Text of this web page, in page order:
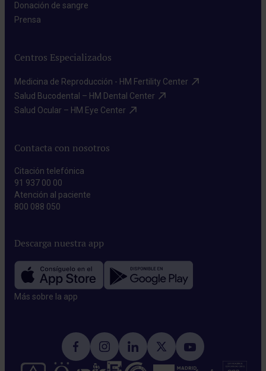
Donación de sangre​
Prensa​
Centros Especializados
Medicina de Reproducción - HM Fertility Center​
Salud Bucodental – HM Dental Center​
Salud Ocular – HM Eye Center​
Contacta con nosotros
Citación telefónica
91 937 00 00
Atención al paciente
800 088 050
Descarga nuestra app
Más sobre la app​